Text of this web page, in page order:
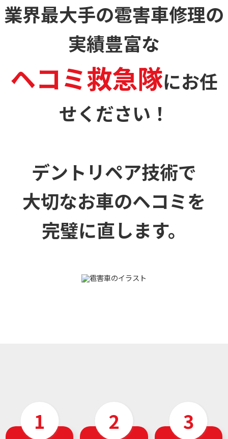
業界最大手の雹害車修理の
実績豊富な
ヘコミ救急隊にお任
せください！
デントリペア技術で
大切なお車のヘコミを
完璧に直します。